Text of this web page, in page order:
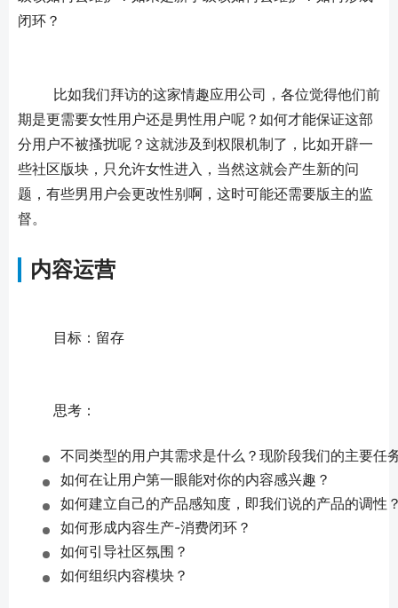
闭环？
期是更需要女性用户还是男性用户呢？如何才能保证这部
分用户不被搔扰呢？这就涉及到权限机制了，比如开辟一
些社区版块，只允许女性进入，当然这就会产生新的问
题，有些男用户会更改性别啊，这时可能还需要版主的监
督。
内容运营
	目标：留存
	思考：
不同类型的用户其需求是什么？现阶段我们的主要任
如何在让用户第一眼能对你的内容感兴趣？
如何建立自己的产品感知度，即我们说的产品的调性
如何形成内容生产-消费闭环？
如何引导社区氛围？
如何组织内容模块？